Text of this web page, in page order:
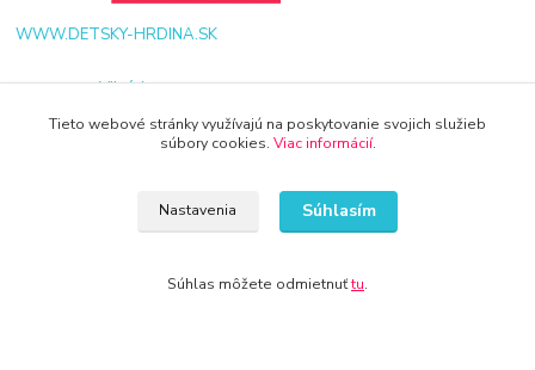
WWW.DETSKY-HRDINA.SK
Viktória
+421 940 949 000
Tieto webové stránky využívajú na poskytovanie svojich služieb
súbory cookies. Viac informácií.
Nastavenia Súhlasím
Súhlas môžete odmietnuťtu.